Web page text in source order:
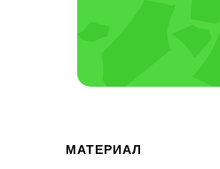
МАТЕРИАЛ